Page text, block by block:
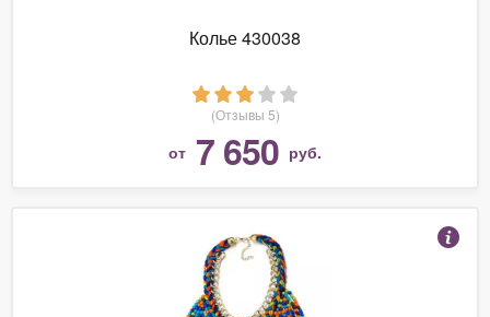
Колье 430038
(Отзывы 5)
от 7 650 руб.